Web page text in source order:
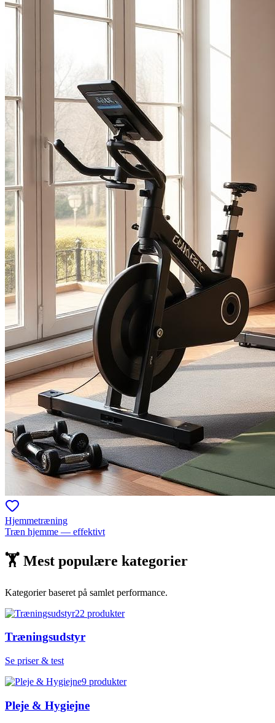
Hjemmetræning
Træn hjemme — effektivt
🏋 Mest populære kategorier
Kategorier baseret på samlet performance.
22 produkter
Træningsudstyr
Se priser & test
9 produkter
Pleje & Hygiejne